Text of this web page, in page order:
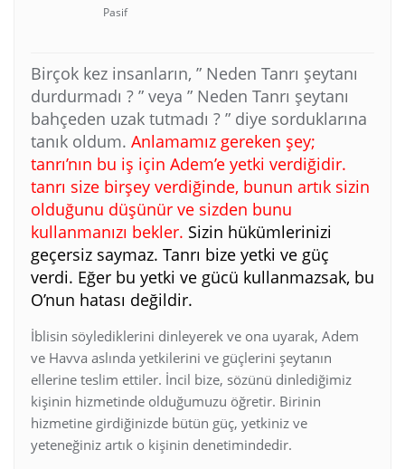
Pasif
Birçok kez insanların, ” Neden Tanrı şeytanı
durdurmadı ? ” veya ” Neden Tanrı şeytanı
bahçeden uzak tutmadı ? ” diye sorduklarına
tanık oldum. Anlamamız gereken şey;
tanrı’nın bu iş için Adem’e yetki verdiğidir.
tanrı size birşey verdiğinde, bunun artık sizin
olduğunu düşünür ve sizden bunu
kullanmanızı bekler. Sizin hükümlerinizi
geçersiz saymaz. Tanrı bize yetki ve güç
verdi. Eğer bu yetki ve gücü kullanmazsak, bu
O’nun hatası değildir.
İblisin söylediklerini dinleyerek ve ona uyarak, Adem
ve Havva aslında yetkilerini ve güçlerini şeytanın
ellerine teslim ettiler. İncil bize, sözünü dinlediğimiz
kişinin hizmetinde olduğumuzu öğretir. Birinin
hizmetine girdiğinizde bütün güç, yetkiniz ve
yeteneğiniz artık o kişinin denetimindedir.